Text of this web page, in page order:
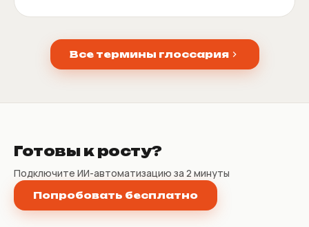
Все термины глоссария
Готовы к росту?
Подключите ИИ-автоматизацию за 2 минуты
Попробовать бесплатно